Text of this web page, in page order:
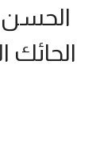
الحسن
الحائك